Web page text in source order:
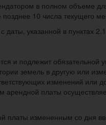
в полном объеме
10 числа текущего
даты, указанной в пунктах
и подлежит
земель в другую или
изменений или
арендной платы
платы измененным со дня